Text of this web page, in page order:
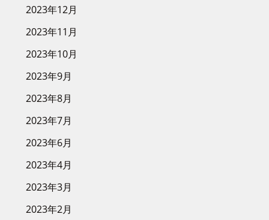
2023年12月
2023年11月
2023年10月
2023年9月
2023年8月
2023年7月
2023年6月
2023年4月
2023年3月
2023年2月